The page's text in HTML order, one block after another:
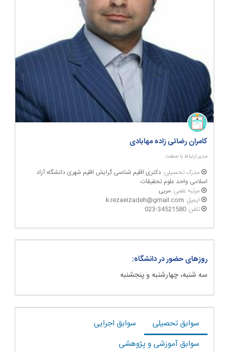
کامران رضائی زاده مهابادی
مدیر ارتباط با صنعت
مدرک تحصیلی: دکتری اقلیم شناسی گرایش اقلیم شهری دانشگاه آزاد
اسلامی واحد علوم تحقیقات
مرتبه علمی: مربی
ایمیل: k.rezaeizadeh@gmail.com
تلفن: 023-34521580
روزهای حضور در دانشگاه:
سه شنبه، چهارشنبه و پنجشنبه
سوابق تحصیلی
سوابق اجرایی
سوابق آموزشی و پژوهشی